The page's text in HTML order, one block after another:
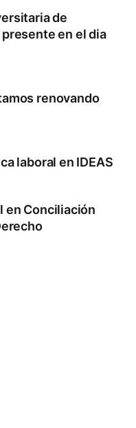
de
presente en el dia
renovando
laboral en IDEAS
en Conciliación